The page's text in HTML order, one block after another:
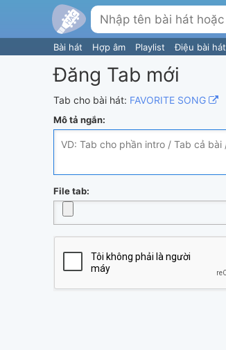
Bài hát Hợp âm Playlist Điệu bài hát
Đăng Tab mới
Tab cho bài hát: FAVORITE SONG
Mô tả ngắn:
File tab: